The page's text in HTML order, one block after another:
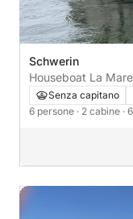
Schwerin
Houseboat La
Senza capitano
6 persone · 2 cabine ·